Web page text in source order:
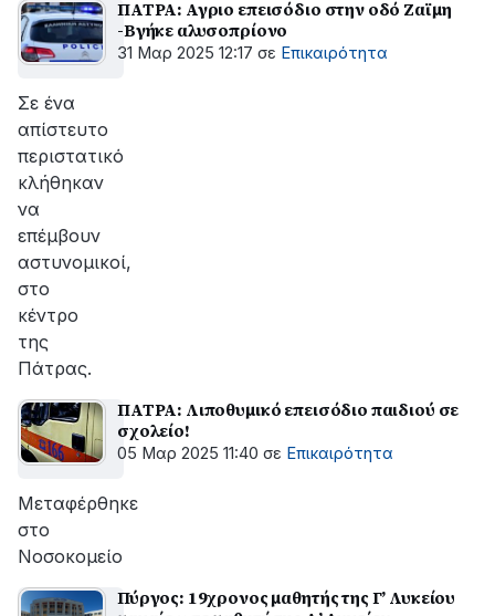
ΠΑΤΡΑ: Αγριο επεισόδιο στην οδό Ζαϊμη
-Βγήκε αλυσοπρίονο
31 Μαρ 2025 12:17 σε Επικαιρότητα
Σε ένα
απίστευτο
περιστατικό
κλήθηκαν
να
επέμβουν
αστυνομικοί,
στο
κέντρο
της
Πάτρας.
ΠΑΤΡΑ: Λιποθυμικό επεισόδιο παιδιού σε
σχολείο!
05 Μαρ 2025 11:40 σε Επικαιρότητα
Μεταφέρθηκε
στο
Νοσοκομείο
Πύργος: 19χρονος μαθητής της Γ’ Λυκείου